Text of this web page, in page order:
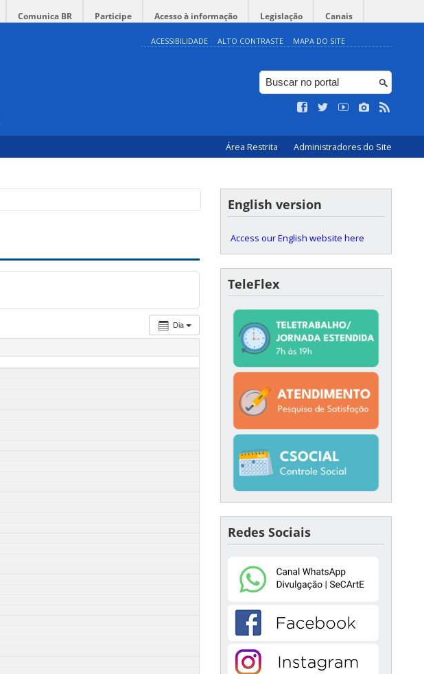
Comunica BR Participe Acesso à informação Legislação Canais
ACESSIBILIDADE ALTO CONTRASTE MAPA DO SITE
Área Restrita Administradores do Site
Dia
English version
Access our English website here
TeleFlex
Redes Sociais